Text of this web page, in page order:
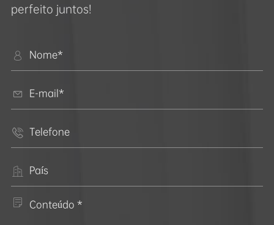
perfeito juntos!




